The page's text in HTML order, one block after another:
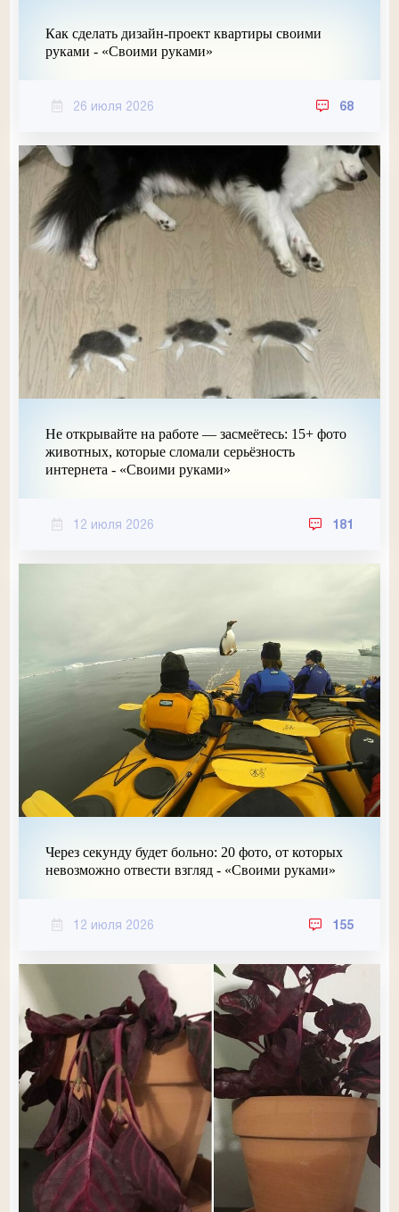
Как сделать дизайн-проект квартиры своими
руками - «Своими руками»
26 июля 2026 68
Не открывайте на работе — засмеётесь: 15+ фото
животных, которые сломали серьёзность
интернета - «Своими руками»
12 июля 2026 181
Через секунду будет больно: 20 фото, от которых
невозможно отвести взгляд - «Своими руками»
12 июля 2026 155